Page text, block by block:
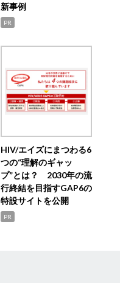
新事例
PR
HIV/エイズにまつわる6
つの“理解のギャッ
プ”とは？ 2030年の流
行終結を目指すGAP6の
特設サイトを公開
PR